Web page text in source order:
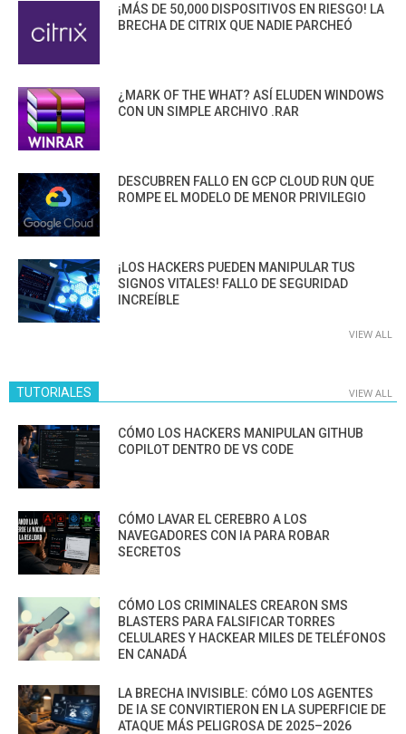
¡MÁS DE 50,000 DISPOSITIVOS EN RIESGO! LA
BRECHA DE CITRIX QUE NADIE PARCHEÓ
¿MARK OF THE WHAT? ASÍ ELUDEN WINDOWS
CON UN SIMPLE ARCHIVO .RAR
DESCUBREN FALLO EN GCP CLOUD RUN QUE
ROMPE EL MODELO DE MENOR PRIVILEGIO
¡LOS HACKERS PUEDEN MANIPULAR TUS
SIGNOS VITALES! FALLO DE SEGURIDAD
INCREÍBLE
VIEW ALL
TUTORIALES VIEW ALL
CÓMO LOS HACKERS MANIPULAN GITHUB
COPILOT DENTRO DE VS CODE
CÓMO LAVAR EL CEREBRO A LOS
NAVEGADORES CON IA PARA ROBAR
SECRETOS
CÓMO LOS CRIMINALES CREARON SMS
BLASTERS PARA FALSIFICAR TORRES
CELULARES Y HACKEAR MILES DE TELÉFONOS
EN CANADÁ
LA BRECHA INVISIBLE: CÓMO LOS AGENTES
DE IA SE CONVIRTIERON EN LA SUPERFICIE DE
ATAQUE MÁS PELIGROSA DE 2025–2026